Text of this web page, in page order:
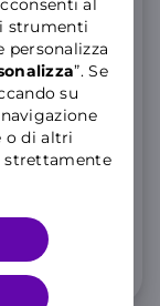
al
strumenti
personalizza
”. Se
su
o di altri
strettamente
10 Mbps
per 3 mesi